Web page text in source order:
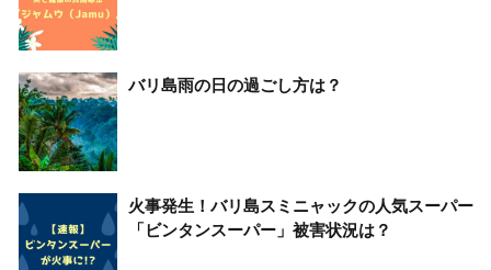
バリ島雨の日の過ごし方は？
火事発生！バリ島スミニャックの人気スーパー
「ビンタンスーパー」被害状況は？